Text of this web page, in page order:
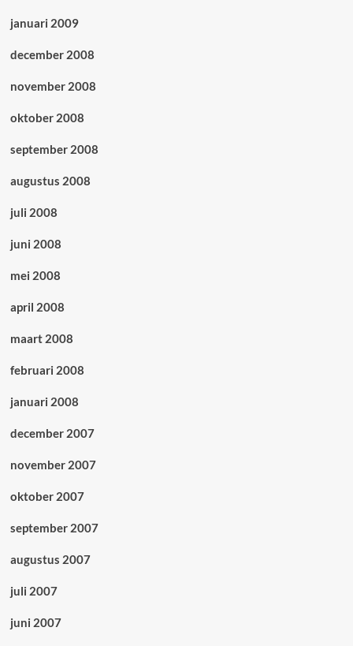
januari 2009
december 2008
november 2008
oktober 2008
september 2008
augustus 2008
juli 2008
juni 2008
mei 2008
april 2008
maart 2008
februari 2008
januari 2008
december 2007
november 2007
oktober 2007
september 2007
augustus 2007
juli 2007
juni 2007